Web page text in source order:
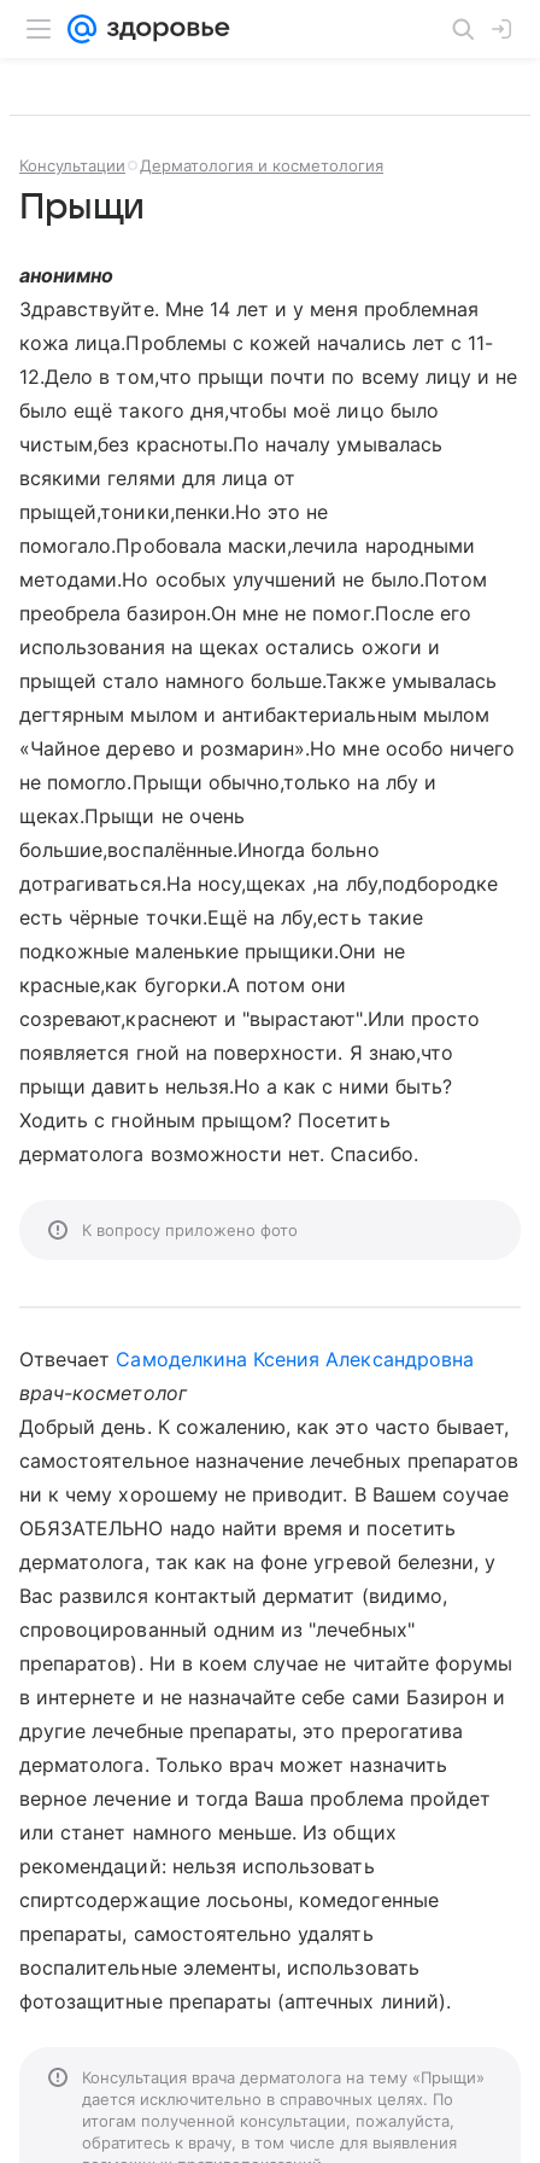
Консультации Дерматология и косметология
Прыщи
анонимно
Здравствуйте. Мне 14 лет и у меня проблемная
кожа лица.Проблемы с кожей начались лет с 11-
12.Дело в том,что прыщи почти по всему лицу и не
было ещё такого дня,чтобы моё лицо было
чистым,без красноты.По началу умывалась
всякими гелями для лица от
прыщей,тоники,пенки.Но это не
помогало.Пробовала маски,лечила народными
методами.Но особых улучшений не было.Потом
преобрела базирон.Он мне не помог.После его
использования на щеках остались ожоги и
прыщей стало намного больше.Также умывалась
дегтярным мылом и антибактериальным мылом
«Чайное дерево и розмарин».Но мне особо ничего
не помогло.Прыщи обычно,только на лбу и
щеках.Прыщи не очень
большие,воспалённые.Иногда больно
дотрагиваться.На носу,щеках ,на лбу,подбородке
есть чёрные точки.Ещё на лбу,есть такие
подкожные маленькие прыщики.Они не
красные,как бугорки.А потом они
созревают,краснеют и "вырастают".Или просто
появляется гной на поверхности. Я знаю,что
прыщи давить нельзя.Но а как с ними быть?
Ходить с гнойным прыщом? Посетить
дерматолога возможности нет. Спасибо.
К вопросу приложено фото
Отвечает Самоделкина Ксения Александровна
врач-косметолог
Добрый день. К сожалению, как это часто бывает,
самостоятельное назначение лечебных препаратов
ни к чему хорошему не приводит. В Вашем соучае
ОБЯЗАТЕЛЬНО надо найти время и посетить
дерматолога, так как на фоне угревой белезни, у
Вас развился контактый дерматит (видимо,
спровоцированный одним из "лечебных"
препаратов). Ни в коем случае не читайте форумы
в интернете и не назначайте себе сами Базирон и
другие лечебные препараты, это прерогатива
дерматолога. Только врач может назначить
верное лечение и тогда Ваша проблема пройдет
или станет намного меньше. Из общих
рекомендаций: нельзя использовать
спиртсодержащие лосьоны, комедогенные
препараты, самостоятельно удалять
воспалительные элементы, использовать
фотозащитные препараты (аптечных линий).
Консультация врача дерматолога на тему «Прыщи»
дается исключительно в справочных целях. По
итогам полученной консультации, пожалуйста,
обратитесь к врачу, в том числе для выявления